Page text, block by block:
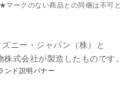
マークのない商品との同梱は不可と
ニー・ジャパン（株）と
式会社が製造したものです。